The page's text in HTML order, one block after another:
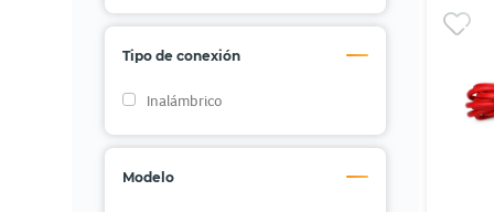
Tipo de conexión
Inalámbrico
Modelo